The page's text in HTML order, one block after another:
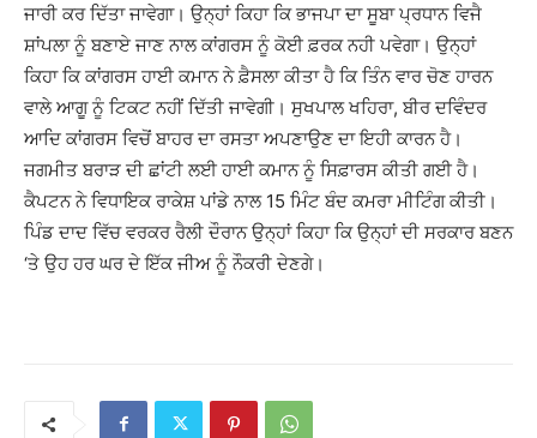
ਜਾਰੀ ਕਰ ਦਿੱਤਾ ਜਾਵੇਗਾ। ਉਨ੍ਹਾਂ ਕਿਹਾ ਕਿ ਭਾਜਪਾ ਦਾ ਸੂਬਾ ਪ੍ਰਧਾਨ ਵਿਜੈ
ਸ਼ਾਂਪਲਾ ਨੂੰ ਬਣਾਏ ਜਾਣ ਨਾਲ ਕਾਂਗਰਸ ਨੂੰ ਕੋਈ ਫ਼ਰਕ ਨਹੀ ਪਵੇਗਾ। ਉਨ੍ਹਾਂ
ਕਿਹਾ ਕਿ ਕਾਂਗਰਸ ਹਾਈ ਕਮਾਨ ਨੇ ਫ਼ੈਸਲਾ ਕੀਤਾ ਹੈ ਕਿ ਤਿੰਨ ਵਾਰ ਚੋਣ ਹਾਰਨ
ਵਾਲੇ ਆਗੂ ਨੂੰ ਟਿਕਟ ਨਹੀਂ ਦਿੱਤੀ ਜਾਵੇਗੀ। ਸੁਖਪਾਲ ਖਹਿਰਾ, ਬੀਰ ਦਵਿੰਦਰ
ਆਦਿ ਕਾਂਗਰਸ ਵਿਚੋਂ ਬਾਹਰ ਦਾ ਰਸਤਾ ਅਪਣਾਉਣ ਦਾ ਇਹੀ ਕਾਰਨ ਹੈ।
ਜਗਮੀਤ ਬਰਾੜ ਦੀ ਛਾਂਟੀ ਲਈ ਹਾਈ ਕਮਾਨ ਨੂੰ ਸਿਫ਼ਾਰਸ ਕੀਤੀ ਗਈ ਹੈ।
ਕੈਪਟਨ ਨੇ ਵਿਧਾਇਕ ਰਾਕੇਸ਼ ਪਾਂਡੇ ਨਾਲ 15 ਮਿੰਟ ਬੰਦ ਕਮਰਾ ਮੀਟਿੰਗ ਕੀਤੀ।
ਪਿੰਡ ਦਾਦ ਵਿੱਚ ਵਰਕਰ ਰੈਲੀ ਦੌਰਾਨ ਉਨ੍ਹਾਂ ਕਿਹਾ ਕਿ ਉਨ੍ਹਾਂ ਦੀ ਸਰਕਾਰ ਬਣਨ
‘ਤੇ ਉਹ ਹਰ ਘਰ ਦੇ ਇੱਕ ਜੀਅ ਨੂੰ ਨੌਕਰੀ ਦੇਣਗੇ।